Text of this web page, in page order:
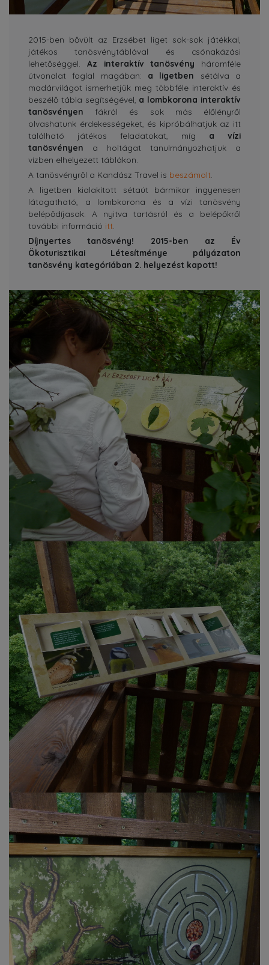
2015-ben bővült az Erzsébet liget sok-sok játékkal,
játékos tanösvénytáblával és csónakázási
lehetőséggel. Az interaktív tanösvény háromféle
útvonalat foglal magában: a ligetben sétálva a
madárvilágot ismerhetjük meg többféle interaktív és
beszélő tábla segítségével, a lombkorona interaktív
tanösvényenfákról és sok más élőlényről
olvashatunk érdekességeket, és kipróbálhatjuk az itt
található játékos feladatokat, míg a vízi
tanösvényen a holtágat tanulmányozhatjuk a
vízben elhelyezett táblákon.
A tanösvényről a Kandász Travel is beszámolt
A ligetben kialakított sétaút bármikor ingyenesen
látogatható, a lombkorona és a vízi tanösvény
belépődíjasak. A nyitva tartásról és a belépőkről
további információ itt
Díjnyertes tanösvény! 2015-ben az Év
Ökoturisztikai Létesítménye pályázaton
tanösvény kategóriában 2. helyezést kapott!